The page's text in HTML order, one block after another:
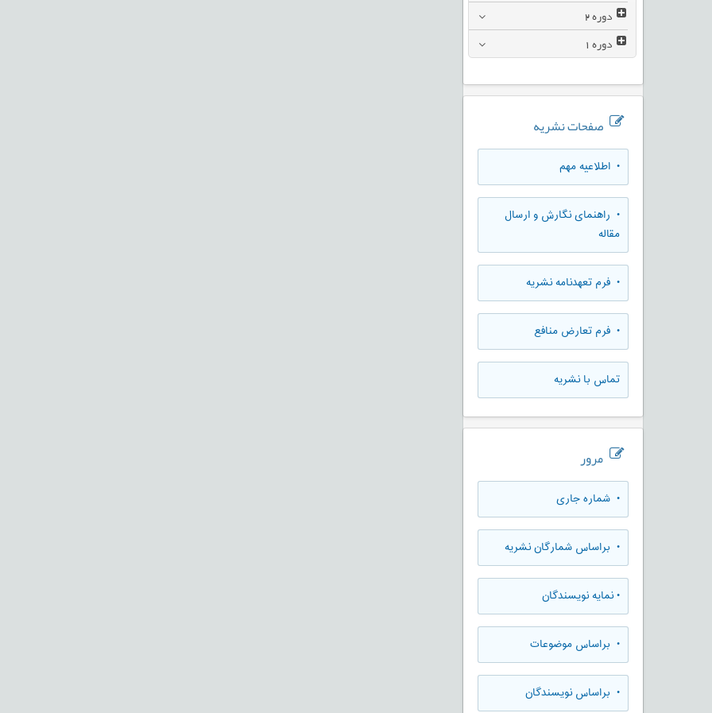
دوره
دوره
صفحات نشریه
• اطلاعیه مهم
• راهنمای نگارش و ارسال
مقاله
• فرم تعهدنامه نشریه
• فرم تعارض منافع
تماس با نشریه
مرور
• شماره جاری
• براساس شمارگان نشریه
•نمایه نویسندگان
• براساس موضوعات
• براساس نویسندگان